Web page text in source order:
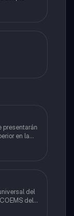
presentarán
en la
del
del